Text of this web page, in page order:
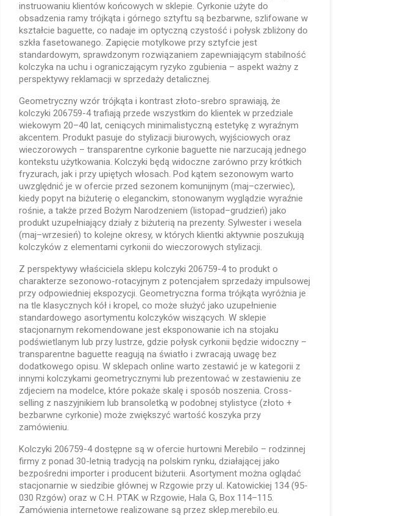
instruowaniu klientów końcowych w sklepie. Cyrkonie użyte do
obsadzenia ramy trójkąta i górnego sztyftu są bezbarwne, szlifowane w
kształcie baguette, co nadaje im optyczną czystość i połysk zbliżony do
szkła fasetowanego. Zapięcie motylkowe przy sztyfcie jest
standardowym, sprawdzonym rozwiązaniem zapewniającym stabilność
kolczyka na uchu i ograniczającym ryzyko zgubienia – aspekt ważny z
perspektywy reklamacji w sprzedaży detalicznej.
Geometryczny wzór trójkąta i kontrast złoto-srebro sprawiają, że
kolczyki 206759-4 trafiają przede wszystkim do klientek w przedziale
wiekowym 20–40 lat, ceniących minimalistyczną estetykę z wyraźnym
akcentem. Produkt pasuje do stylizacji biurowych, wyjściowych oraz
wieczorowych – transparentne cyrkonie baguette nie narzucają jednego
kontekstu użytkowania. Kolczyki będą widoczne zarówno przy krótkich
fryzurach, jak i przy upiętych włosach. Pod kątem sezonowym warto
uwzględnić je w ofercie przed sezonem komunijnym (maj–czerwiec),
kiedy popyt na biżuterię o eleganckim, stonowanym wyglądzie wyraźnie
rośnie, a także przed Bożym Narodzeniem (listopad–grudzień) jako
produkt uzupełniający działy z biżuterią na prezenty. Sylwester i wesela
(maj–wrzesień) to kolejne okresy, w których klientki aktywnie poszukują
kolczyków z elementami cyrkonii do wieczorowych stylizacji.
Z perspektywy właściciela sklepu kolczyki 206759-4 to produkt o
charakterze sezonowo-rotacyjnym z potencjałem sprzedaży impulsowej
przy odpowiedniej ekspozycji. Geometryczna forma trójkąta wyróżnia je
na tle klasycznych kół i kropel, co może służyć jako uzupełnienie
standardowego asortymentu kolczyków wiszących. W sklepie
stacjonarnym rekomendowane jest eksponowanie ich na stojaku
podświetlanym lub przy lustrze, gdzie połysk cyrkonii będzie widoczny –
transparentne baguette reagują na światło i zwracają uwagę bez
dodatkowego opisu. W sklepach online warto zestawić je w kategorii z
innymi kolczykami geometrycznymi lub prezentować w zestawieniu ze
zdjeciem na modelce, które pokaże skalę i sposób noszenia. Cross-
selling z naszyjnikiem lub bransoletką w podobnej stylistyce (złoto +
bezbarwne cyrkonie) może zwiększyć wartość koszyka przy
zamówieniu.
Kolczyki 206759-4 dostępne są w ofercie hurtowni Merebilo – rodzinnej
firmy z ponad 30-letnią tradycją na polskim rynku, działającej jako
bezpośredni importer i producent biżuterii. Asortyment można oglądać
stacjonarnie w siedzibie głównej w Rzgowie przy ul. Katowickiej 134 (95-
030 Rzgów) oraz w C.H. PTAK w Rzgowie, Hala G, Box 114–115.
Zamówienia internetowe realizowane są przez sklep.merebilo.eu.